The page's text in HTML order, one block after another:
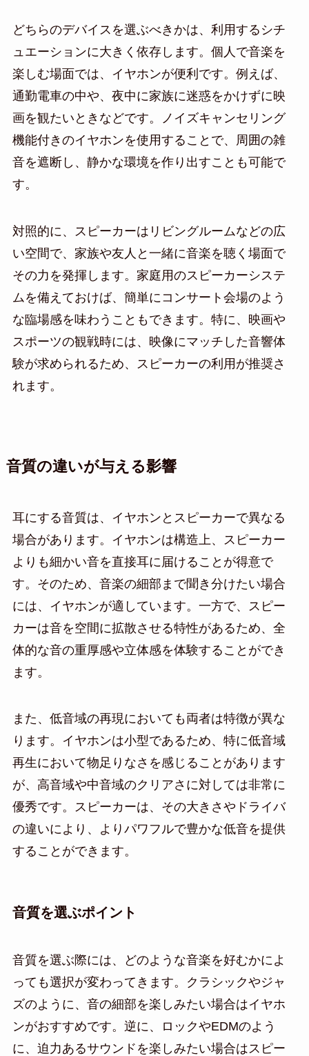
どちらのデバイスを選ぶべきかは、利用するシチ
ュエーションに大きく依存します。個人で音楽を
楽しむ場面では、イヤホンが便利です。例えば、
通勤電車の中や、夜中に家族に迷惑をかけずに映
画を観たいときなどです。ノイズキャンセリング
機能付きのイヤホンを使用することで、周囲の雑
音を遮断し、静かな環境を作り出すことも可能で
す。
対照的に、スピーカーはリビングルームなどの広
い空間で、家族や友人と一緒に音楽を聴く場面で
その力を発揮します。家庭用のスピーカーシステ
ムを備えておけば、簡単にコンサート会場のよう
な臨場感を味わうこともできます。特に、映画や
スポーツの観戦時には、映像にマッチした音響体
験が求められるため、スピーカーの利用が推奨さ
れます。
音質の違いが与える影響
耳にする音質は、イヤホンとスピーカーで異なる
場合があります。イヤホンは構造上、スピーカー
よりも細かい音を直接耳に届けることが得意で
す。そのため、音楽の細部まで聞き分けたい場合
には、イヤホンが適しています。一方で、スピー
カーは音を空間に拡散させる特性があるため、全
体的な音の重厚感や立体感を体験することができ
ます。
また、低音域の再現においても両者は特徴が異な
ります。イヤホンは小型であるため、特に低音域
再生において物足りなさを感じることがあります
が、高音域や中音域のクリアさに対しては非常に
優秀です。スピーカーは、その大きさやドライバ
の違いにより、よりパワフルで豊かな低音を提供
することができます。
音質を選ぶポイント
音質を選ぶ際には、どのような音楽を好むかによ
っても選択が変わってきます。クラシックやジャ
ズのように、音の細部を楽しみたい場合はイヤホ
ンがおすすめです。逆に、ロックやEDMのよう
に、迫力あるサウンドを楽しみたい場合はスピー